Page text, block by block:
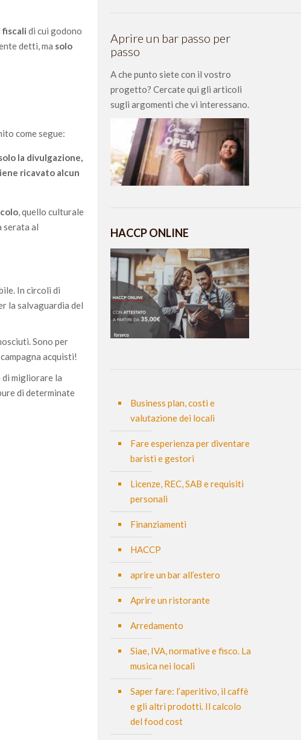
fiscalidi cui godono
detti, ma solo
come segue:
la divulgazione,
ricavato alcun
, quello culturale
serata al
In circoli di
la salvaguardia del
Sono per
acquisti!
di migliorare la
di determinate
Aprire un bar passo per
passo
A che punto siete con il vostro
progetto? Cercate qui gli articoli
sugli argomenti che vi interessano.
HACCP ONLINE
Business plan, costi e
valutazione dei locali
Fare esperienza per diventare
baristi e gestori
Licenze, REC, SAB e requisiti
personali
Finanziamenti
HACCP
aprire un bar all’estero
Aprire un ristorante
Arredamento
Siae, IVA, normative e fisco. La
musica nei locali
Saper fare: l’aperitivo, il caffè
e gli altri prodotti. Il calcolo
del food cost